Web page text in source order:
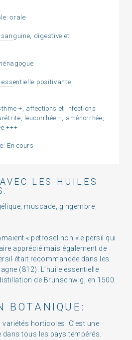
orale
digestive et
essentielle positivante,
+, affections et infections
leucorrhée +, aménorrhée,
+++
En cours
LES HUILES
muscade, gingembre
« petroselinon »le persil qui
apprécié mais également de
était recommandée dans les
(812). L’huile essentielle
de Brunschwig, en 1500.
BOTANIQUE:
variétés horticoles. C’est une
tous les pays tempérés.